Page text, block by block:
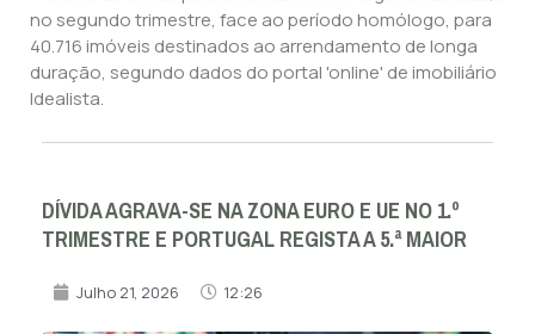
no segundo trimestre, face ao período homólogo, para
40.716 imóveis destinados ao arrendamento de longa
duração, segundo dados do portal 'online' de imobiliário
Idealista.
DÍVIDA AGRAVA-SE NA ZONA EURO E UE NO 1.º
TRIMESTRE E PORTUGAL REGISTA A 5.ª MAIOR
Julho 21, 2026 12:26